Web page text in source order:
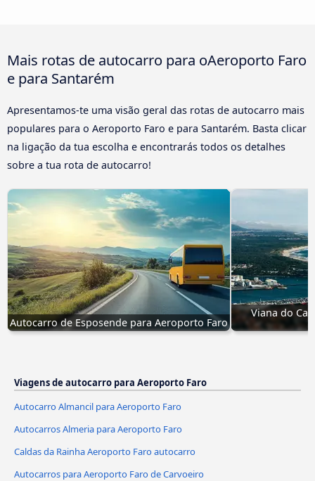
Mais rotas de autocarro para oAeroporto Faro
e para Santarém
Apresentamos-te uma visão geral das rotas de autocarro mais
populares para o Aeroporto Faro e para Santarém. Basta clicar
na ligação da tua escolha e encontrarás todos os detalhes
sobre a tua rota de autocarro!
Autocarro de Esposende para Aeroporto Faro
Viana do
Viagens de autocarro para Aeroporto Faro
Autocarro Almancil para Aeroporto Faro
Autocarros Almeria para Aeroporto Faro
Caldas da Rainha Aeroporto Faro autocarro
Autocarros para Aeroporto Faro de Carvoeiro